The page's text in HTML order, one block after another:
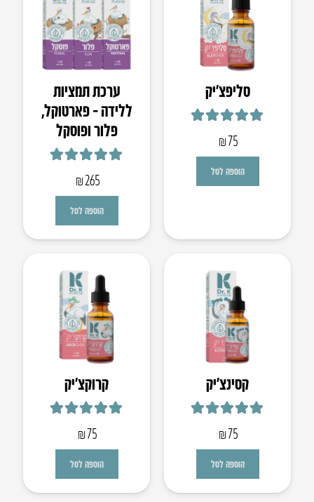
סליפצ’יק
₪75
הוספה לסל
ערכת תמציות
ללידה – פארטוקל,
פלור ופוסקל
₪265
הוספה לסל
קסינצ’יק
₪75
הוספה לסל
קרוקצ׳יק
₪75
הוספה לסל